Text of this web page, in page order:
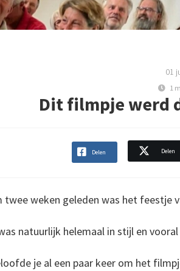
01
1
Dit filmpje werd
Delen Delen
twee weken geleden was het feestje
natuurlijk helemaal in stijl en vooral
je al een paar keer om het